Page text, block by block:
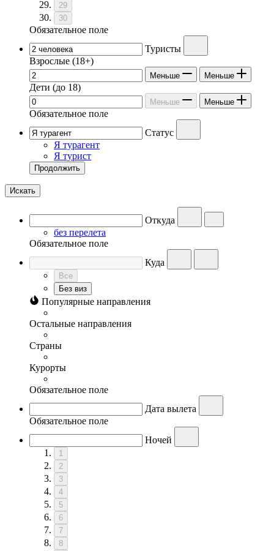
29
30
Обязательное поле
Туристы
Взрослые (18+)
Меньше Меньше
Дети (до 18)
Меньше Меньше
Обязательное поле
Статус
Я турагент
Я турист
Продолжить
Искать
Откуда
без перелета
Обязательное поле
Куда
Все
Без виз
Популярные направления
Остальные направления
Страны
Курорты
Обязательное поле
Дата вылета
Обязательное поле
Ночей
1
2
3
4
5
6
7
8